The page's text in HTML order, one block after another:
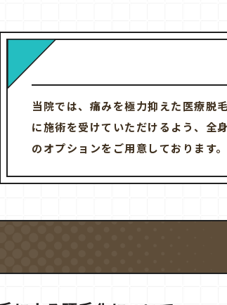
当院では、痛みを極力抑えた医療脱
に施術を受けていただけるよう、全
のオプションをご用意しております